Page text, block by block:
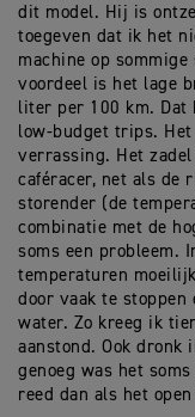
dit model. Hij is
toegeven dat ik het
machine op
voordeel is het lage
liter per 100 km. Dat
low-budget trips.
verrassing. Het
caféracer, net als de
storender (de
combinatie met de
soms een probleem.
temperaturen
door vaak te stoppen
water. Zo kreeg ik
aanstond. Ook dronk
genoeg was het
reed dan als het